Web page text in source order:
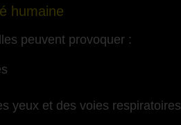
humaine
peuvent provoquer :
yeux et des voies respiratoires